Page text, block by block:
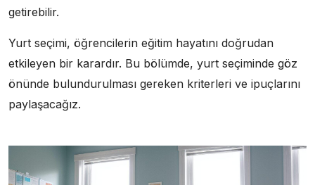
getirebilir.
Yurt seçimi, öğrencilerin eğitim hayatını doğrudan
etkileyen bir karardır. Bu bölümde, yurt seçiminde göz
önünde bulundurulması gereken kriterleri ve ipuçlarını
paylaşacağız.